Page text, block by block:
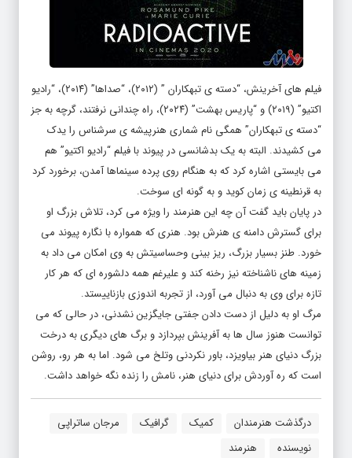
فیلم های آخرینش، “دسته ی تبهکاران ” (۲۰۱۲)، “صداها” (۲۰۱۴)، “رادیو
اکتیو” (۲۰۱۹) و “پاریس بهشت” (۲۰۲۴)، راه چندانی نرفتند، گرچه به جز
“دسته ی تبهکاران” همگی نام شماری هنرپیشه ی سرشناس را یدک
می کشیدند. البته به یک بدشانسی در پیوند با فیلم “رادیو اکتیو” هم
می بایستی اشاره کرد که به هنگام روی پرده سینماها آمدن، برخورد کرد
به قرنطینه ی زمان کوید و به گونه ای سوخت.
در پایان باید گفت آن چه این هنرمند را ویژه می کرد، تلاش بزرگ او
برای گسترش دامنه ی هنرش بود. هنری که همواره با نگاره پیوند می
خورد. طنز بسیار بزرگ، ریز بینی وحساسیتش به وی امکان می داد به
زمینه های ناشناخته نیز رخنه کند و علیرغم همه دلشوره ای که هر کار
تازه برای وی به دنبال می آورد، از تجربه اندوزی بازناییستد.
مرگ او به دلیل از دست دادن جفتی جایگزین نشدنی، در حالی که می
توانست هنوز سال ها به آفرینش بپردازد و برگ های دیگری به درخت
بزرگ دنیای هنر بیاویزد، باور نکردنی وتلخ می شود. اما به هر رو، روشن
است که ره آوردش برای دنیای هنر، نامش را زنده نگه خواهد داشت.
درگذشت هنرمندان کمیک گرافیک
مرجان ساتراپی
نویسنده
هنرمند